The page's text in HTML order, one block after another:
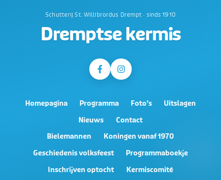
Schutterij St. Willibrordus Drempt · sinds 1910
Dremptse kermis
Homepagina Programma Foto’s
Uitslagen
Nieuws
Contact
Bielemannen
Koningen vanaf 1970
Geschiedenis volksfeest
Programmaboekje
Inschrijven optocht
Kermiscomité